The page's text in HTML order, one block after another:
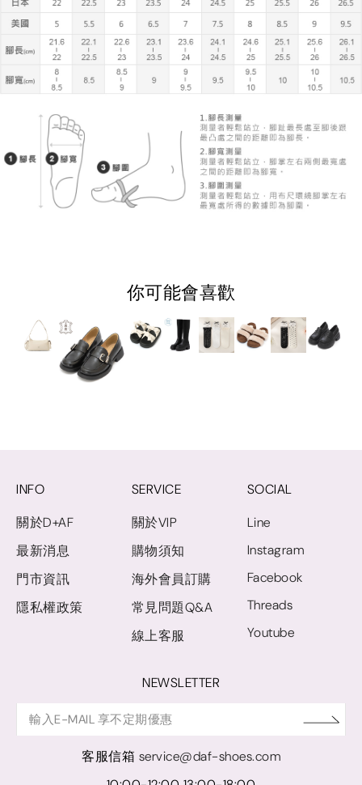
你可能會喜歡
INFO
關於D+AF
最新消息
門市資訊
隱私權政策
SERVICE
關於VIP
購物須知
海外會員訂購
常見問題Q&A
線上客服
SOCIAL
Line
Instagram
Facebook
Threads
Youtube
NEWSLETTER
客服信箱 service@daf-shoes.com